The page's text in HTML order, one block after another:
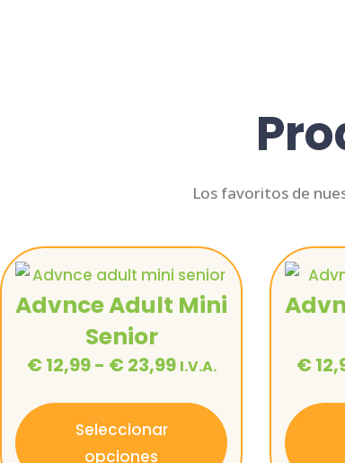
Los favoritos de
Advnce Adult Mini
Senior
€ 12,99- € 23,99 I.V.A.
Seleccionar
opciones
€